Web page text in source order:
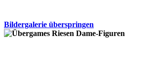
Bildergalerie überspringen